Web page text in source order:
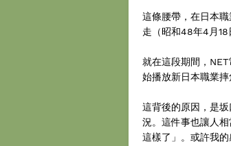
這條腰帶，在日本
走（昭和48年4月18
就在這段期間，
始播放新日本職業摔
這背後的原因，是
況。這件事也讓人
這樣了」。或許我的